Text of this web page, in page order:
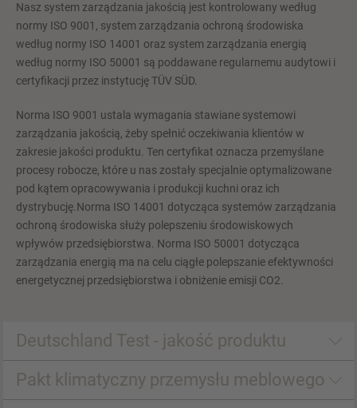
Nasz system zarządzania jakością jest kontrolowany według
normy ISO 9001, system zarządzania ochroną środowiska
według normy ISO 14001 oraz system zarządzania energią
według normy ISO 50001 są poddawane regularnemu audytowi i
certyfikacji przez instytucję TÜV SÜD.
Norma ISO 9001 ustala wymagania stawiane systemowi
zarządzania jakością, żeby spełnić oczekiwania klientów w
zakresie jakości produktu. Ten certyfikat oznacza przemyślane
procesy robocze, które u nas zostały specjalnie optymalizowane
pod kątem opracowywania i produkcji kuchni oraz ich
dystrybucję.Norma ISO 14001 dotycząca systemów zarządzania
ochroną środowiska służy polepszeniu środowiskowych
wpływów przedsiębiorstwa. Norma ISO 50001 dotycząca
zarządzania energią ma na celu ciągłe polepszanie efektywności
energetycznej przedsiębiorstwa i obniżenie emisji CO2.
Deutschland Test - jakość produktu
Pakt klimatyczny przemysłu meblowego